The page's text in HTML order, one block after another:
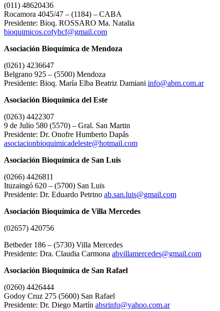
(011) 48620436
Rocamora 4045/47 – (1184) – CABA
Presidente: Bioq. ROSSARO Ma. Natalia
bioquimicos.cofybcf@gmail.com
Asociación Bioquímica de Mendoza
(0261) 4236647
Belgrano 925 – (5500) Mendoza
Presidente: Bioq. María Elba Beatriz Damiani info@abm.com.ar
Asociación Bioquímica del Este
(0263) 4422307
9 de Julio 580 (5570) – Gral. San Martin
Presidente: Dr. Onofre Humberto Dapás
asociacionbioquimicadeleste@hotmail.com
Asociación Bioquímica de San Luis
(0266) 4426811
Ituzaingó 620 – (5700) San Luis
Presidente: Dr. Eduardo Petrino ab.san.luis@gmail.com
Asociación Bioquímica de Villa Mercedes
(02657) 420756
Betbeder 186 – (5730) Villa Mercedes
Presidente: Dra. Claudia Carmona abvillamercedes@gmail.com
Asociación Bioquímica de San Rafael
(0260) 4426444
Godoy Cruz 275 (5600) San Rafael
Presidente: Dr. Diego Martín absrinfo@yahoo.com.ar